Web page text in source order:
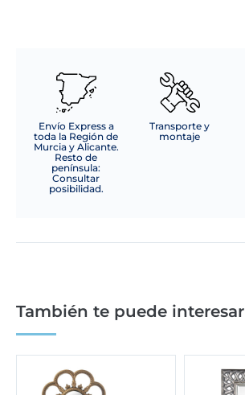
Envío Express a
toda la Región de
Murcia y Alicante.
Resto de
península:
Consultar
posibilidad.
Transporte y
montaje
También te puede interesar